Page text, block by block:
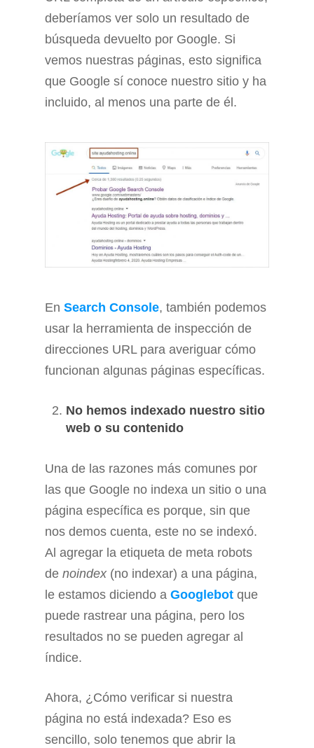
deberíamos ver solo un resultado de
búsqueda devuelto por Google. Si
vemos nuestras páginas, esto significa
que Google sí conoce nuestro sitio y ha
incluido, al menos una parte de él.
En Search Console, también podemos
usar la herramienta de inspección de
direcciones URL para averiguar cómo
funcionan algunas páginas específicas.
No hemos indexado nuestro sitio
web o su contenido
Una de las razones más comunes por
las que Google no indexa un sitio o una
página específica es porque, sin que
nos demos cuenta, este no se indexó.
Al agregar la etiqueta de meta robots
de noindex(no indexar) a una página,
le estamos diciendo a Googlebot que
puede rastrear una página, pero los
resultados no se pueden agregar al
índice.
Ahora, ¿Cómo verificar si nuestra
página no está indexada? Eso es
sencillo, solo tenemos que abrir la